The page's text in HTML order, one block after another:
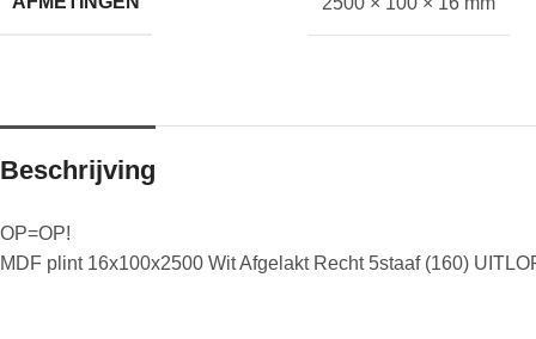
Beschrijving
OP=OP!
MDF plint 16x100x2500 Wit Afgelakt Recht 5staaf (160)